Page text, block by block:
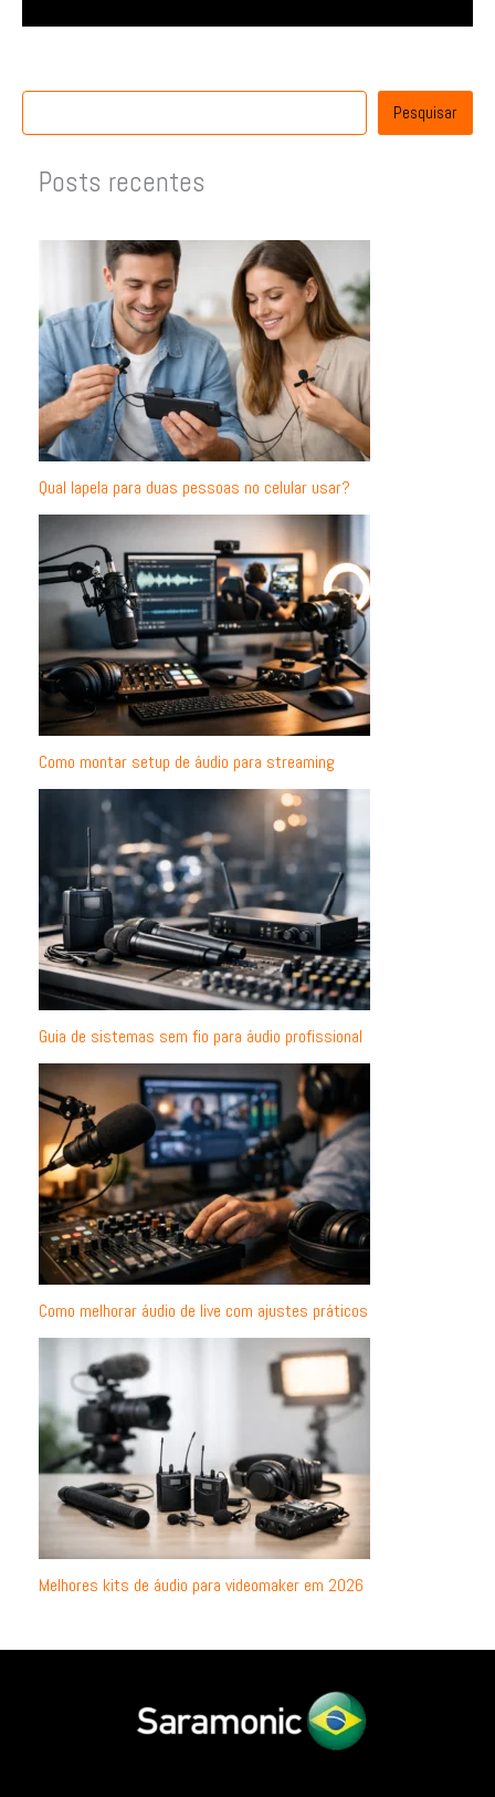
Pesquisar
Posts recentes
Qual lapela para duas pessoas no celular usar?
Como montar setup de áudio para streaming
Guia de sistemas sem fio para áudio profissional
Como melhorar áudio de live com ajustes práticos
Melhores kits de áudio para videomaker em 2026